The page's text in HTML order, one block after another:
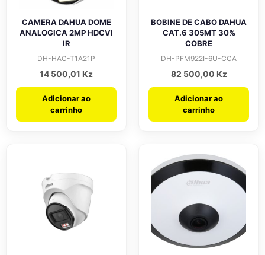
CAMERA DAHUA DOME
ANALOGICA 2MP HDCVI
IR
DH-HAC-T1A21P
14 500,01 Kz
Adicionar ao
carrinho
BOBINE DE CABO DAHUA
CAT.6 305MT 30%
COBRE
DH-PFM922I-6U-CCA
82 500,00 Kz
Adicionar ao
carrinho